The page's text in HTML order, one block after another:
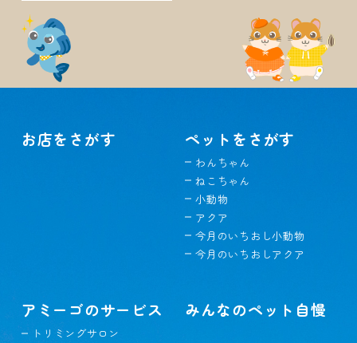
お店をさがす ペットをさがす
わんちゃん
ねこちゃん
小動物
アクア
今月のいちおし小動物
今月のいちおしアクア
アミーゴのサービス
トリミングサロン
みんなのペット自慢